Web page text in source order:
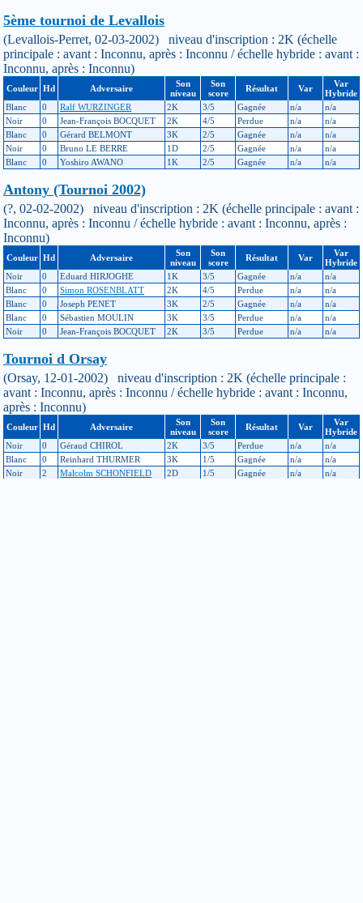
5ème tournoi de Levallois
(Levallois-Perret, 02-03-2002) niveau d'inscription : 2K (échelle
principale : avant : Inconnu, après : Inconnu / échelle hybride : avant :
Inconnu, après : Inconnu)
Couleur Hd Adversaire
Son
niveau
Son
score
Résultat Var
Var
Hybride
Blanc
0 Ralf WURZINGER 2K 3/5 Gagnée n/a
n/a
Noir
0 Jean-François BOCQUET 2K 4/5 Perdue n/a
n/a
Blanc
0 Gérard BELMONT 3K 2/5 Gagnée n/a
n/a
Noir
0 Bruno LE BERRE 1D 2/5 Gagnée n/a
n/a
Blanc
0 Yoshiro AWANO 1K 2/5 Gagnée n/a n/a
Antony (Tournoi 2002)
(?, 02-02-2002) niveau d'inscription : 2K (échelle principale : avant :
Inconnu, après : Inconnu / échelle hybride : avant : Inconnu, après :
Inconnu)
Couleur Hd Adversaire
Son
niveau
Son
score
Résultat Var
Var
Hybride
Noir
0 Eduard HIRJOGHE 1K 3/5 Gagnée n/a
n/a
Blanc
0 Simon ROSENBLATT 2K 4/5 Perdue n/a
n/a
Blanc
0 Joseph PENET 3K 2/5 Gagnée n/a
n/a
Blanc
0 Sébastien MOULIN 3K 3/5 Perdue n/a
n/a
Noir
0 Jean-François BOCQUET 2K 3/5 Perdue n/a n/a
Tournoi d Orsay
(Orsay, 12-01-2002) niveau d'inscription : 2K (échelle principale :
avant : Inconnu, après : Inconnu / échelle hybride : avant : Inconnu,
après : Inconnu)
Couleur Hd Adversaire
Son
niveau
Son
score
Résultat Var
Var
Hybride
Noir
0 Géraud CHIROL 2K 3/5 Perdue n/a
n/a
Blanc
0 Reinhard THURMER 3K 1/5 Gagnée n/a
n/a
Noir
2 Malcolm SCHONFIELD 2D 1/5 Gagnée n/a
n/a